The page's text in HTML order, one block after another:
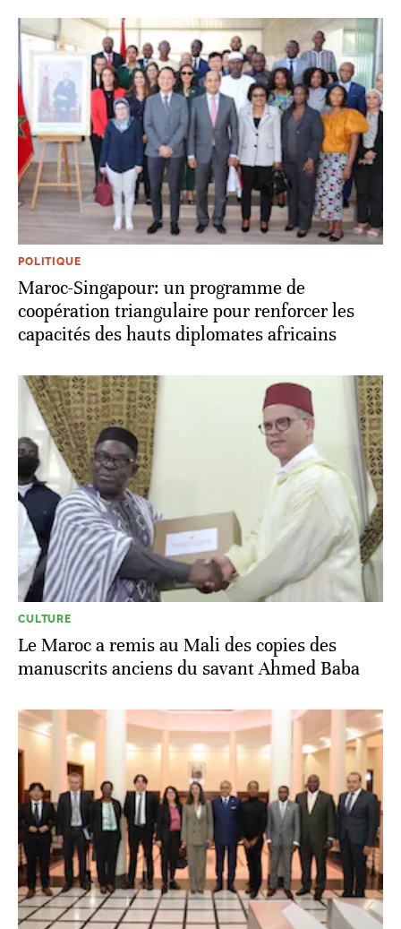
POLITIQUE
Maroc-Singapour: un programme de
coopération triangulaire pour renforcer les
capacités des hauts diplomates africains
CULTURE
Le Maroc a remis au Mali des copies des
manuscrits anciens du savant Ahmed Baba